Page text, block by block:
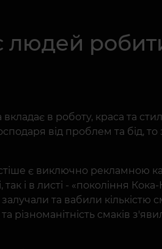
в роботу, краса та
від проблем та бід,
є виключно рекламною
і в листі - «покоління
та вабили
різноманітність смаків